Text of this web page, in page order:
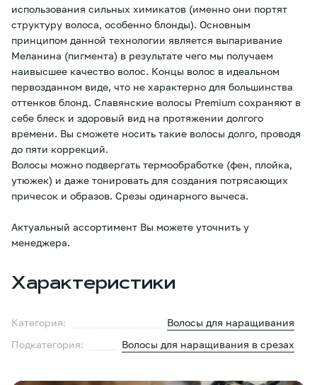
использования сильных химикатов (именно они портят
структуру волоса, особенно блонды). Основным
принципом данной технологии является выпаривание
Меланина (пигмента) в результате чего мы получаем
наивысшее качество волос. Концы волос в идеальном
первозданном виде, что не характерно для большинства
оттенков блонд. Славянские волосы Premium сохраняют в
себе блеск и здоровый вид на протяжении долгого
времени. Вы сможете носить такие волосы долго, проводя
до пяти коррекций.
Волосы можно подвергать термообработке (фен, плойка,
утюжек) и даже тонировать для создания потрясающих
причесок и образов. Срезы одинарного вычеса.
Актуальный ассортимент Вы можете уточнить у
менеджера.
Характеристики
Категория:
Волосы для наращивания
Подкатегория:
Волосы для наращивания в срезах